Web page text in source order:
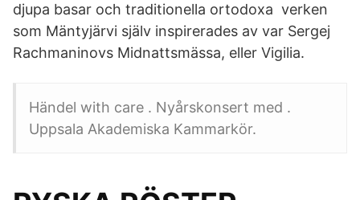
djupa basar och traditionella ortodoxa verken
som Mäntyjärvi själv inspirerades av var Sergej
Rachmaninovs Midnattsmässa, eller Vigilia.
Händel with care . Nyårskonsert med .
Uppsala Akademiska Kammarkör.